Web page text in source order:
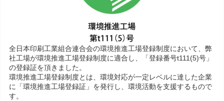
全日本印刷工業組合連合会の環境推進工場登録制度において、弊
社工場が環境推進工場登録制度に適合し、「登録番号t111(5)号」
の登録証を頂きました。
環境推進工場登録制度とは、環境対応が一定レベルに達した企業
に「環境推進工場登録証」を発行し、環境活動を支援するもので
す。